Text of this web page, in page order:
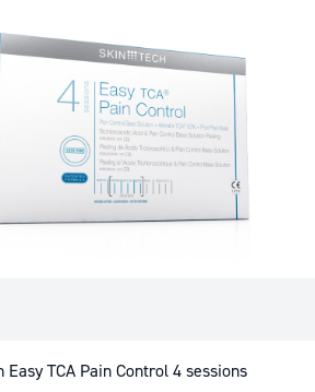
Easy TCA Pain Control 4 sessions